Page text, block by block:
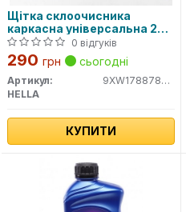
Щітка склоочисника
каркасна універсальна 20"
(500мм)
0 відгуків
290 грн сьогодні
Артикул:
9XW178878201
HELLA
КУПИТИ